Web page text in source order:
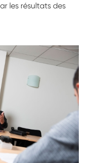
les résultats des